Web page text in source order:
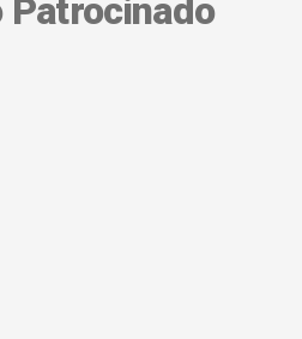
Patrocinado